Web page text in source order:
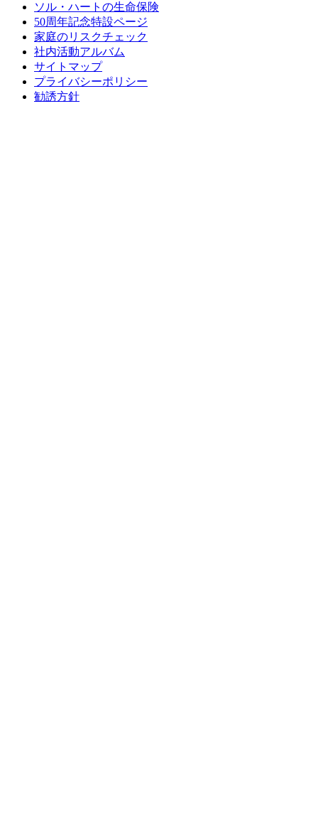
ソル・ハートの生命保険
50周年記念特設ページ
家庭のリスクチェック
社内活動アルバム
サイトマップ
プライバシーポリシー
勧誘方針